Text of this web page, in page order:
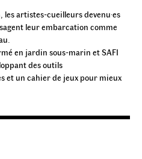
artistes-cueilleurs devenu·es
leur embarcation comme
en jardin sous-marin et SAFI
des outils
et un cahier de jeux pour mieux